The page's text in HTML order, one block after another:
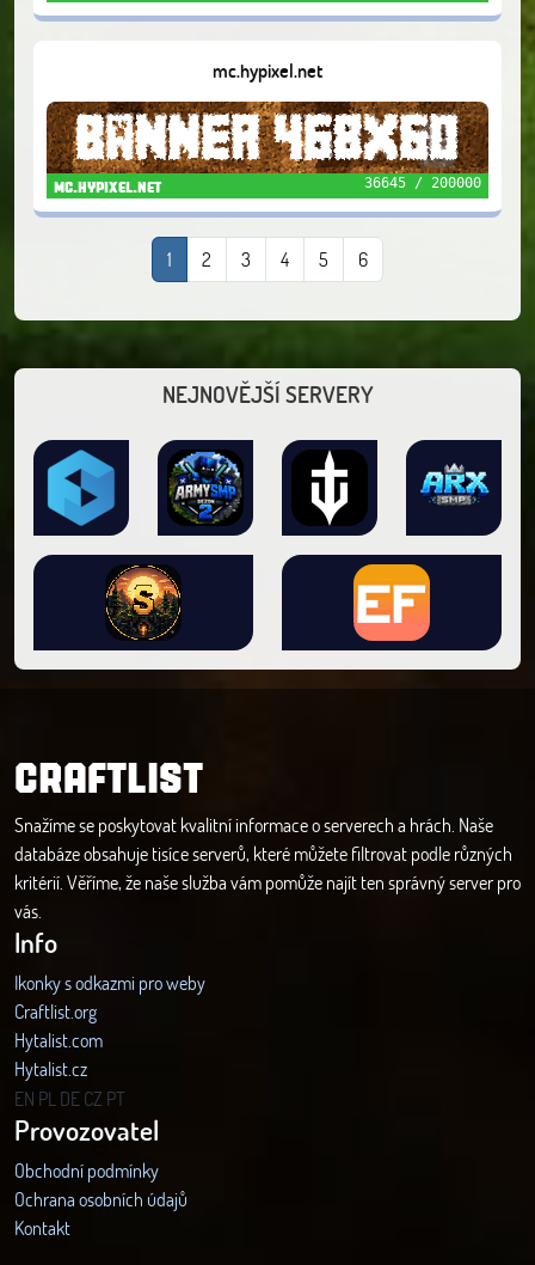
mc.hypixel.net
mc.hypixel.net 36645 / 200000
1 2 3 4 5 6
NEJNOVĚJŠÍ SERVERY
CRAFTLIST
Snažíme se poskytovat kvalitní informace o serverech a hrách. Naše
databáze obsahuje tisíce serverů, které můžete filtrovat podle různých
kritérií. Věříme, že naše služba vám pomůže najít ten správný server pro
vás.
Info
Ikonky s odkazmi pro weby
Craftlist.org
Hytalist.com
Hytalist.cz
Hytamods.org
EN PL DECZ PT
Provozovatel
Obchodní podmínky
Ochrana osobních údajů
Kontakt